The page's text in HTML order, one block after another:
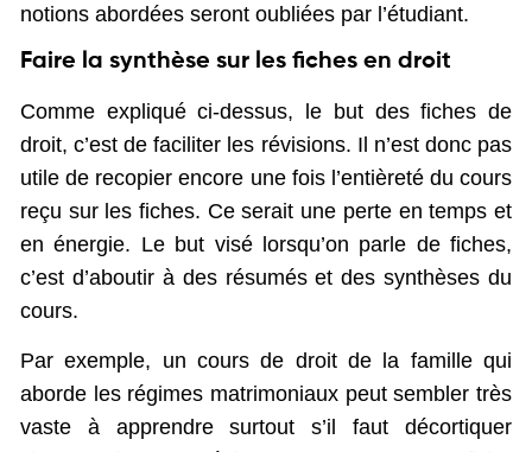
notions abordées seront oubliées par l’étudiant.
Faire la synthèse sur les fiches en droit
Comme expliqué ci-dessus, le but des fiches de
droit, c’est de faciliter les révisions. Il n’est donc pas
utile de recopier encore une fois l’entièreté du cours
reçu sur les fiches. Ce serait une perte en temps et
en énergie. Le but visé lorsqu’on parle de fiches,
c’est d’aboutir à des résumés et des synthèses du
cours.
Par exemple, un cours de droit de la famille qui
aborde les régimes matrimoniaux peut sembler très
vaste à apprendre surtout s’il faut décortiquer